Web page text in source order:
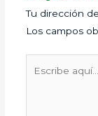
Tu dirección
Los campos